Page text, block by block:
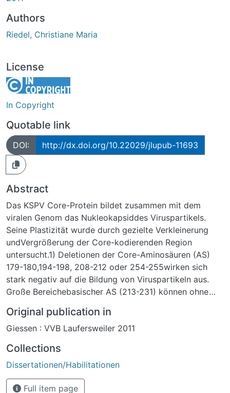
Authors
Riedel, Christiane Maria
License
In Copyright
Quotable link
DOI: http://dx.doi.org/10.22029/jlupub-11693
Abstract
Das KSPV Core-Protein bildet zusammen mit dem
viralen Genom das Nukleokapsiddes Viruspartikels.
Seine Plastizität wurde durch gezielte Verkleinerung
undVergrößerung der Core-kodierenden Region
untersucht.1) Deletionen der Core-Aminosäuren (AS)
179-180,194-198, 208-212 oder 254-255wirken sich
stark negativ auf die Bildung von Viruspartikeln aus.
Große Bereichebasischer AS (213-231) können ohne
entferntwerden.2) Eine Vergrößerung des Core-
Proteins durch Duplikation oder Triplikation desCore-
Genen zwischen zweiCore-Genen ist möglich. Dabei
werden die vergrößerten Proteine in die
gebildetenViruspartikel integriert.3) Die korrekte
räumliche Anordnung von Core-Domänen ist für die
Original publication in
Giessen : VVB Laufersweiler 2011
Collections
Dissertationen/Habilitationen
Full item page